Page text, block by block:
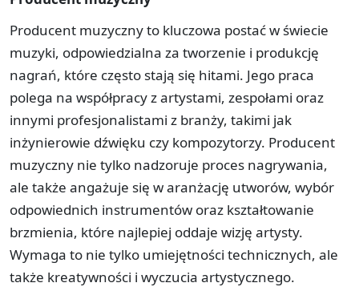
Producent muzyczny to kluczowa postać w świecie
muzyki, odpowiedzialna za tworzenie i produkcję
nagrań, które często stają się hitami. Jego praca
polega na współpracy z artystami, zespołami oraz
innymi profesjonalistami z branży, takimi jak
inżynierowie dźwięku czy kompozytorzy. Producent
muzyczny nie tylko nadzoruje proces nagrywania,
ale także angażuje się w aranżację utworów, wybór
odpowiednich instrumentów oraz kształtowanie
brzmienia, które najlepiej oddaje wizję artysty.
Wymaga to nie tylko umiejętności technicznych, ale
także kreatywności i wyczucia artystycznego.